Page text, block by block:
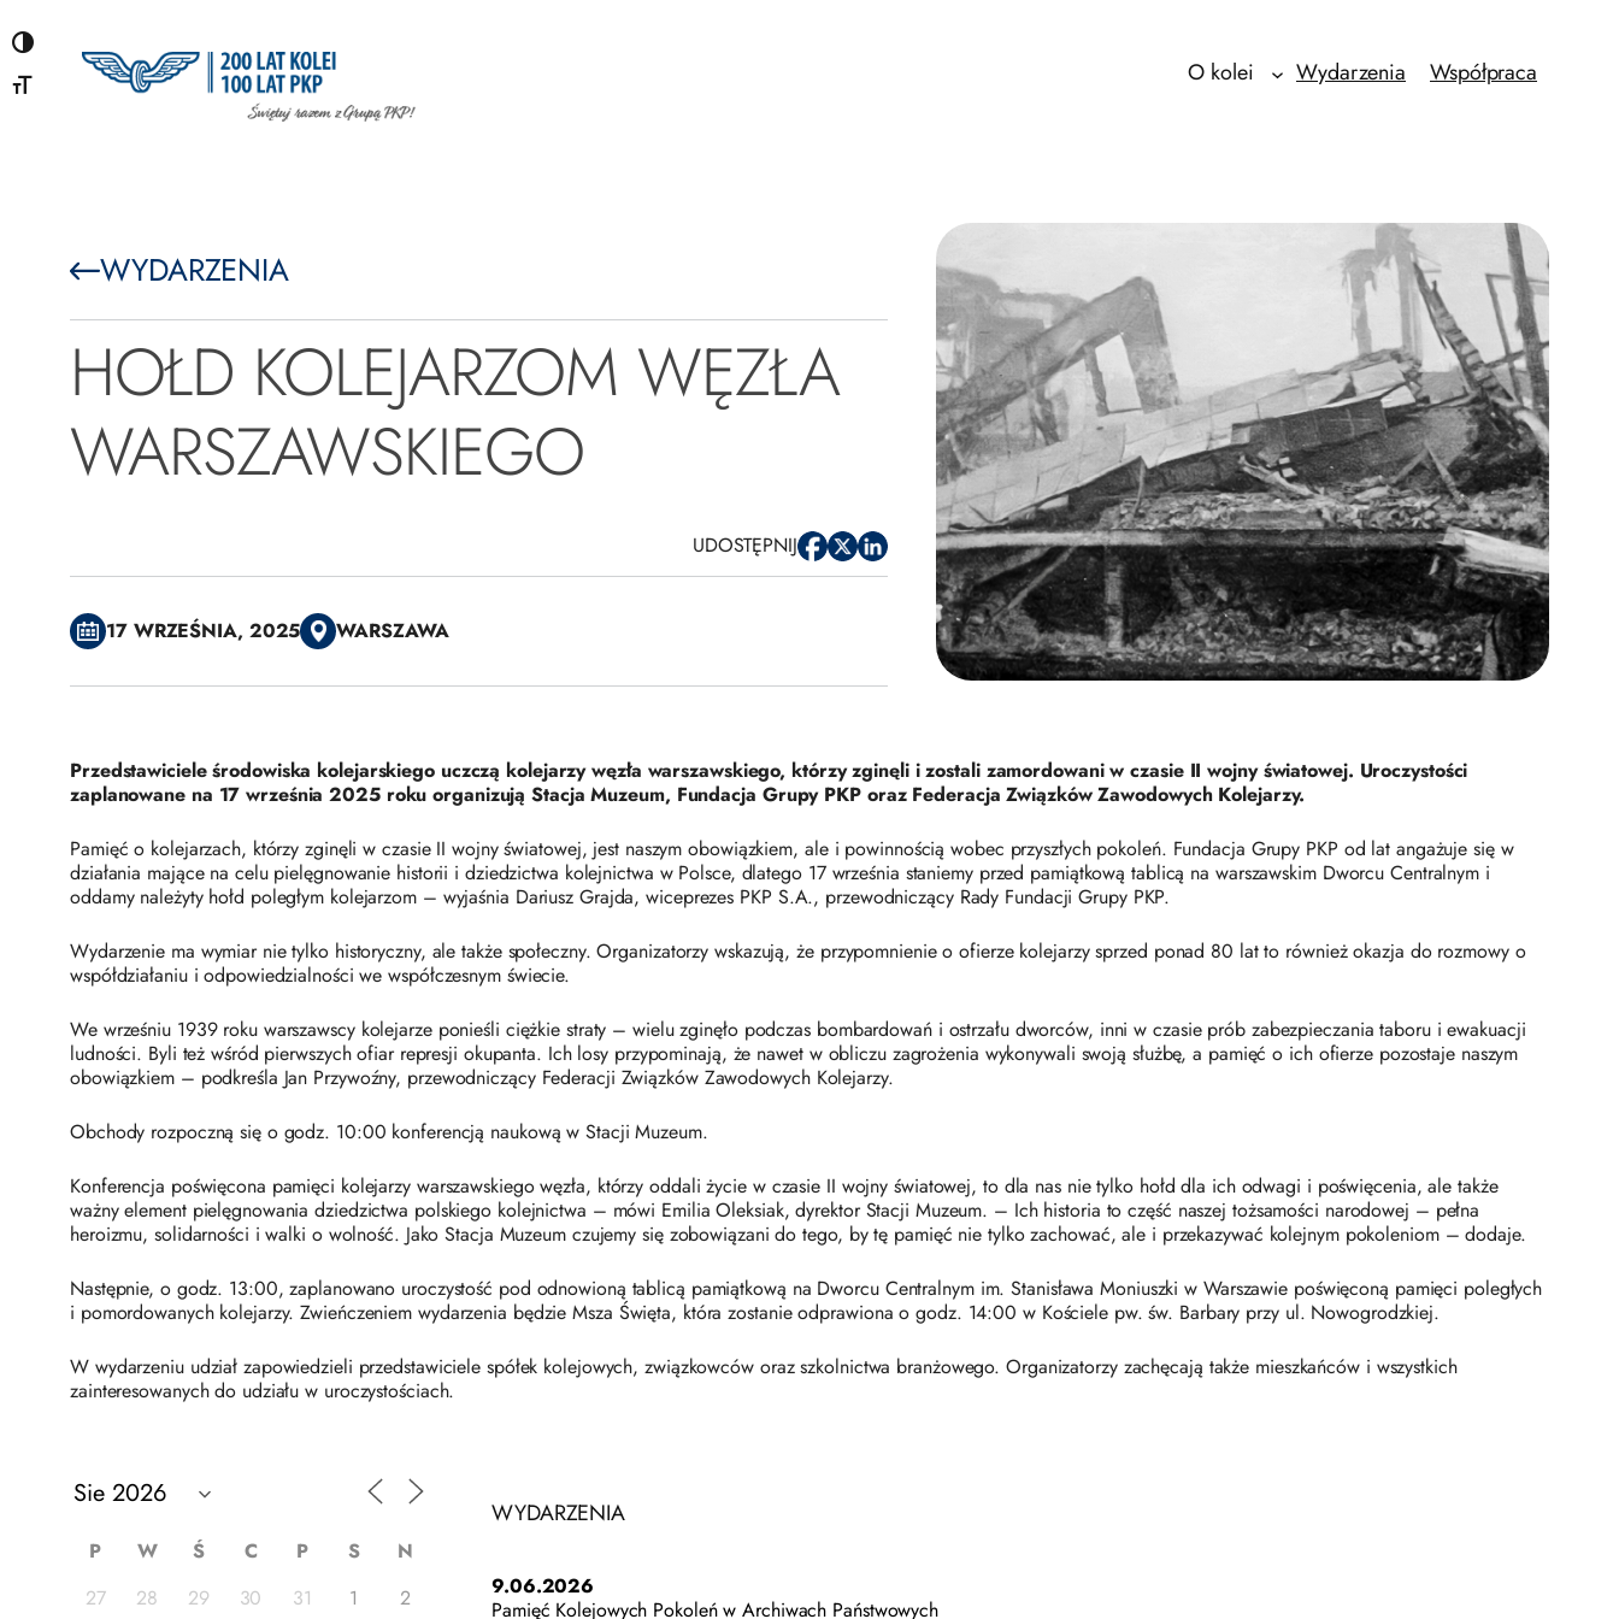
do
treści
O kolei Wydarzenia Współpraca
WYDARZENIA
HOŁD KOLEJARZOM WĘZŁA
WARSZAWSKIEGO
UDOSTĘPNIJ
17 WRZEŚNIA, 2025 WARSZAWA
Przedstawiciele środowiska kolejarskiego uczczą kolejarzy węzła warszawskiego, którzy zginęli i zostali zamordowani w czasie II wojny światowej. Uroczystości
zaplanowane na 17 września 2025 roku organizują Stacja Muzeum, Fundacja Grupy PKP oraz Federacja Związków Zawodowych Kolejarzy.
Pamięć o kolejarzach, którzy zginęli w czasie II wojny światowej, jest naszym obowiązkiem, ale i powinnością wobec przyszłych pokoleń. Fundacja Grupy PKP od lat angażuje się w
działania mające na celu pielęgnowanie historii i dziedzictwa kolejnictwa w Polsce, dlatego 17 września staniemy przed pamiątkową tablicą na warszawskim Dworcu Centralnym i
oddamy należyty hołd poległym kolejarzom – wyjaśnia Dariusz Grajda, wiceprezes PKP S.A., przewodniczący Rady Fundacji Grupy PKP.
Wydarzenie ma wymiar nie tylko historyczny, ale także społeczny. Organizatorzy wskazują, że przypomnienie o ofierze kolejarzy sprzed ponad 80 lat to również okazja do rozmowy o
współdziałaniu i odpowiedzialności we współczesnym świecie.
We wrześniu 1939 roku warszawscy kolejarze ponieśli ciężkie straty – wielu zginęło podczas bombardowań i ostrzału dworców, inni w czasie prób zabezpieczania taboru i ewakuacji
ludności. Byli też wśród pierwszych ofiar represji okupanta. Ich losy przypominają, że nawet w obliczu zagrożenia wykonywali swoją służbę, a pamięć o ich ofierze pozostaje naszym
obowiązkiem – podkreśla Jan Przywoźny, przewodniczący Federacji Związków Zawodowych Kolejarzy.
Obchody rozpoczną się o godz. 10:00 konferencją naukową w Stacji Muzeum.
Konferencja poświęcona pamięci kolejarzy warszawskiego węzła, którzy oddali życie w czasie II wojny światowej, to dla nas nie tylko hołd dla ich odwagi i poświęcenia, ale także
ważny element pielęgnowania dziedzictwa polskiego kolejnictwa – mówi Emilia Oleksiak, dyrektor Stacji Muzeum. – Ich historia to część naszej tożsamości narodowej – pełna
heroizmu, solidarności i walki o wolność. Jako Stacja Muzeum czujemy się zobowiązani do tego, by tę pamięć nie tylko zachować, ale i przekazywać kolejnym pokoleniom – dodaje.
Następnie, o godz. 13:00, zaplanowano uroczystość pod odnowioną tablicą pamiątkową na Dworcu Centralnym im. Stanisława Moniuszki w Warszawie poświęconą pamięci poległych
i pomordowanych kolejarzy. Zwieńczeniem wydarzenia będzie Msza Święta, która zostanie odprawiona o godz. 14:00 w Kościele pw. św. Barbary przy ul. Nowogrodzkiej.
W wydarzeniu udział zapowiedzieli przedstawiciele spółek kolejowych, związkowców oraz szkolnictwa branżowego. Organizatorzy zachęcają także mieszkańców i wszystkich
zainteresowanych do udziału w uroczystościach.
P W Ś C P S
N
27
28 29 30 31 1 2
WYDARZENIA
9.06.2026
Pamięć Kolejowych Pokoleń w Archiwach Państwowych